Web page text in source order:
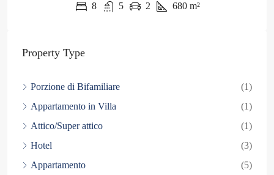
8 5 2 680 m²
Property Type
Porzione di Bifamiliare
(1)
Appartamento in Villa
(1)
Attico/Super attico
(1)
Hotel
(3)
Appartamento
(5)